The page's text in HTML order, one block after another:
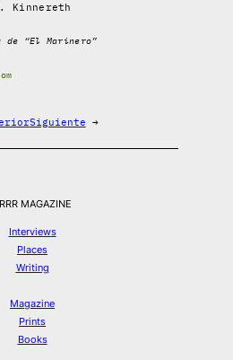
Kinnereth
de “El Marinero”
Siguiente →
MAGAZINE
Interviews
Places
Writing
Magazine
Prints
Books